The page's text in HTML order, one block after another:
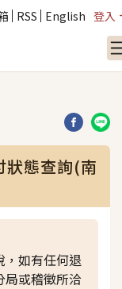
RSS English 登入
分享到
分
狀態查詢(南
，如有任何退
局或稽徵所洽